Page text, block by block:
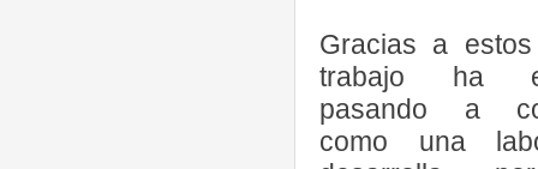
Gracias a
trabajo ha
pasando a
como una